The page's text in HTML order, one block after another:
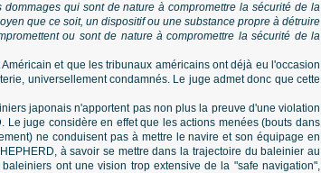
qui sont de nature à compromettre la sécurité de la
que ce soit, un dispositif ou une substance propre à détruire
ou sont de nature à compromettre la sécurité de la
et que les tribunaux américains ont déjà eu l'occasion
universellement condamnés. Le juge admet donc que cette
japonais n'apportent pas non plus la preuve d'une violation
Le juge considère en effet que les actions menées (bouts dans
ne conduisent pas à mettre le navire et son équipage en
à savoir se mettre dans la trajectoire du baleinier au
ont une vision trop extensive de la "safe navigation",